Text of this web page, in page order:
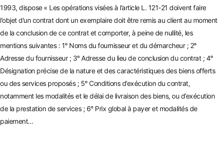
1993, dispose « Les opérations visées à l’article L. 121-21 doivent faire
l’objet d’un contrat dont un exemplaire doit être remis au client au moment
de la conclusion de ce contrat et comporter, à peine de nullité, les
mentions suivantes : 1° Noms du fournisseur et du démarcheur ; 2°
Adresse du fournisseur ; 3° Adresse du lieu de conclusion du contrat ; 4°
Désignation précise de la nature et des caractéristiques des biens offerts
ou des services proposés ; 5° Conditions d’exécution du contrat,
notamment les modalités et le délai de livraison des biens, ou d’exécution
de la prestation de services ; 6° Prix global à payer et modalités de
paiement…